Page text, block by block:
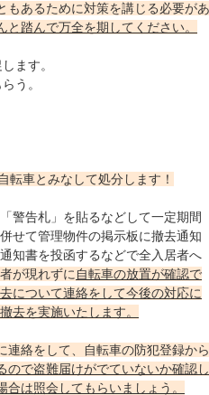
もあるために対策を講じる必要があ
踏んで万全を期してください。
ます。
う。
車とみなして処分します！
警告札」を貼るなどして一定期間
せて管理物件の掲示板に撤去通知
知書を投函するなどで全入居者へ
が現れずに自転車の放置が確認で
について連絡をして今後の対応に
去を実施いたします。
連絡をして、自転車の防犯登録から
ので盗難届けがでていないか確認し
は照会してもらいましょう。